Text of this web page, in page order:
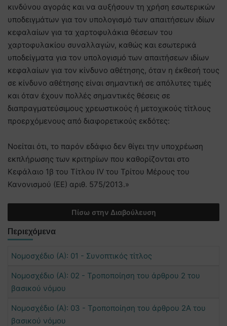
κινδύνου αγοράς και να αυξήσουν τη χρήση εσωτερικών
υποδειγμάτων για τον υπολογισμό των απαιτήσεων ιδίων
κεφαλαίων για τα χαρτοφυλάκια θέσεων του
χαρτοφυλακίου συναλλαγών, καθώς και εσωτερικά
υποδείγματα για τον υπολογισμό των απαιτήσεων ιδίων
κεφαλαίων για τον κίνδυνο αθέτησης, όταν η έκθεσή τους
σε κίνδυνο αθέτησης είναι σημαντική σε απόλυτες τιμές
και όταν έχουν πολλές σημαντικές θέσεις σε
διαπραγματεύσιμους χρεωστικούς ή μετοχικούς τίτλους
προερχόμενους από διαφορετικούς εκδότες:
Νοείται ότι, το παρόν εδάφιο δεν θίγει την υποχρέωση
εκπλήρωσης των κριτηρίων που καθορίζονται στο
Κεφάλαιο 1β του Τίτλου IV του Τρίτου Μέρους του
Κανονισμού (ΕΕ) αριθ. 575/2013.»
Πίσω στην Διαβούλευση
Περιεχόμενα
Νομοσχέδιο (Α): 01 - Συνοπτικός τίτλος
Νομοσχέδιο (Α): 02 - Τροποποίηση του άρθρου 2 του
βασικού νόμου
Νομοσχέδιο (Α): 03 - Τροποποίηση του άρθρου 2Α του
βασικού νόμου